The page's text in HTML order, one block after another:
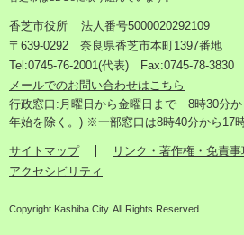
香芝市役所
法人番号5000020292109
〒639-0292 奈良県香芝市本町1397番地
Tel:0745-76-2001(代表) Fax:0745-78-3830
メールでのお問い合わせはこちら
行政窓口:月曜日から金曜日まで 8時30分か
年始を除く。) ※一部窓口は8時40分から17
サイトマップ リンク・著作権・免責事
アクセシビリティ
Copyright Kashiba City. All Rights Reserved.